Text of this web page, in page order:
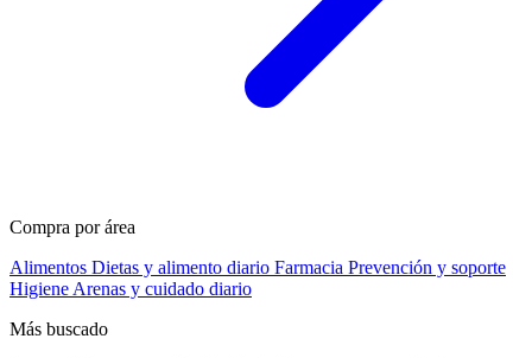
Compra por área
Alimentos Dietas y alimento diario Farmacia Prevención y soporte
Higiene Arenas y cuidado diario
Más buscado